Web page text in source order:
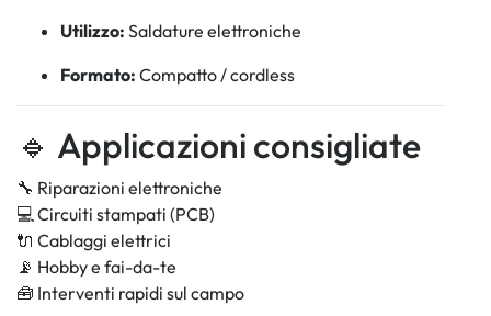
Utilizzo: Saldature elettroniche
Formato: Compatto / cordless
🔹 Applicazioni consigliate
🔧 Riparazioni elettroniche
💻 Circuiti stampati (PCB)
🔌 Cablaggi elettrici
📡 Hobby e fai-da-te
🧰 Interventi rapidi sul campo